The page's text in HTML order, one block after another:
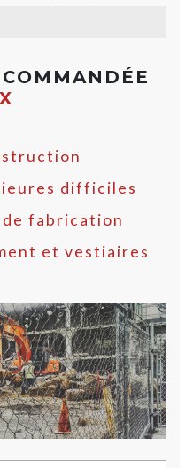
difficiles
fabrication
et vestiaires